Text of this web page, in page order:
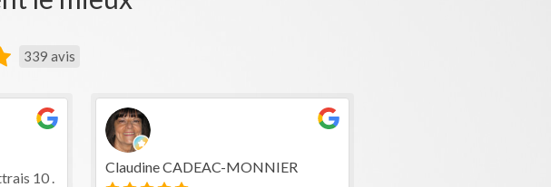
339 avis
10 .
Claudine CADEAC-MONNIER